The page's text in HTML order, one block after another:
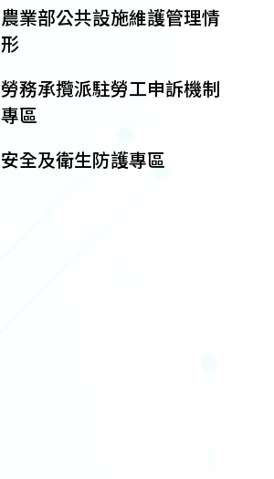
農業部公共設施維護管理情
形
勞務承攬派駐勞工申訴機制
專區
安全及衛生防護專區